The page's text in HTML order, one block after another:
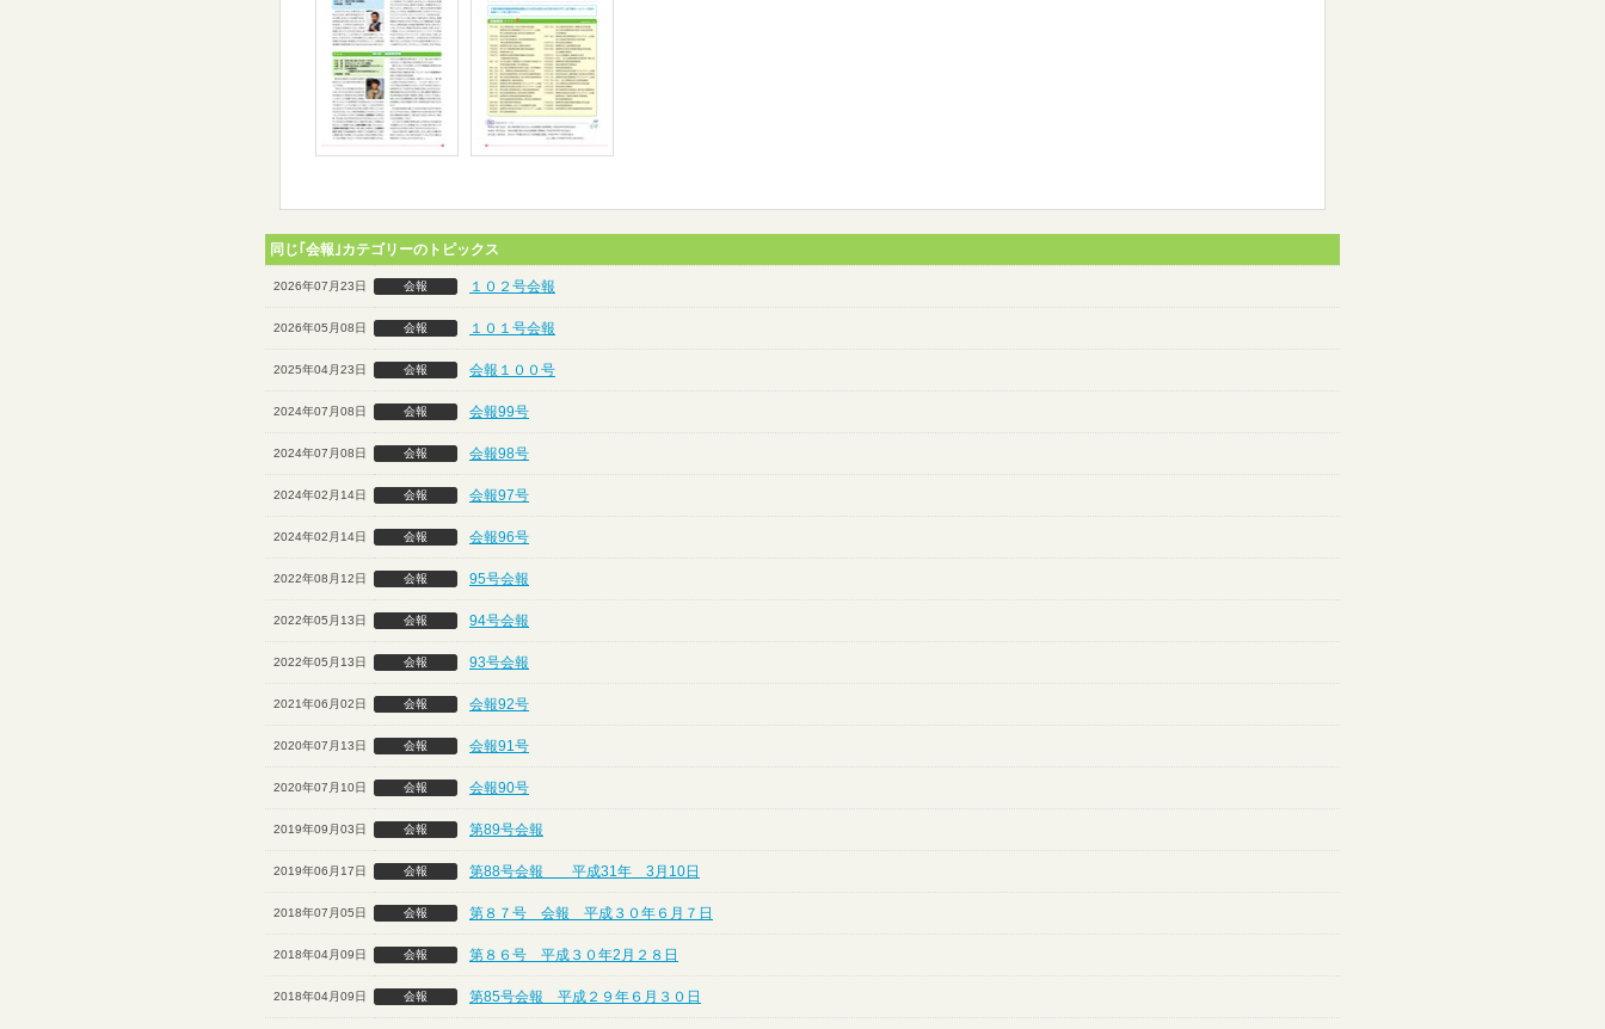
同じ｢会報｣カテゴリーのトピックス
2026年07月23日 会報 １０２号会報
2026年05月08日 会報 １０１号会報
2025年04月23日 会報 会報１００号
2024年07月08日 会報 会報99号
2024年07月08日 会報 会報98号
2024年02月14日 会報 会報97号
2024年02月14日 会報 会報96号
2022年08月12日 会報 95号会報
2022年05月13日 会報 94号会報
2022年05月13日 会報 93号会報
2021年06月02日 会報 会報92号
2020年07月13日 会報 会報91号
2020年07月10日 会報 会報90号
2019年09月03日 会報 第89号会報
2019年06月17日 会報 第88号会報 平成31年 3月10日
2018年07月05日 会報 第８７号 会報 平成３０年６月７日
2018年04月09日 会報 第８６号 平成３０年2月２８日
2018年04月09日 会報 第85号会報 平成２９年６月３０日